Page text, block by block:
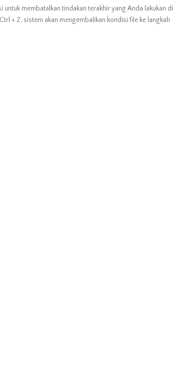
membatalkan tindakan terakhir yang Anda lakukan di
+ Z, sistem akan mengembalikan kondisi file ke langkah